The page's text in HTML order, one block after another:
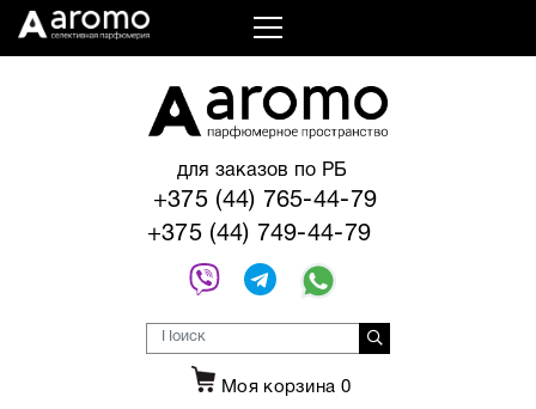
для заказов по РБ
+375 (44) 765-44-79
+375 (44) 749-44-79
Моя корзина 0